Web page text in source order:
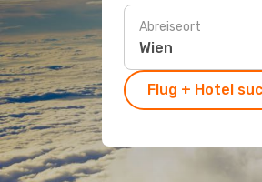
Abreiseort
Flug + Hotel